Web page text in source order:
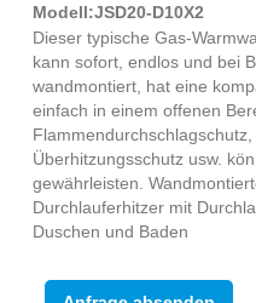
Modell:JSD20-D10X2
Dieser typische Gas-
kann sofort, endlos und bei
wandmontiert, hat eine
einfach in einem offenen
Überhitzungsschutz usw.
gewährleisten.
Durchlauferhitzer mit
Duschen und Baden